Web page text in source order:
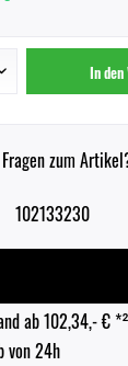
In den
Fragen zum
102133230
ab 102,34,- € *²
von 24h